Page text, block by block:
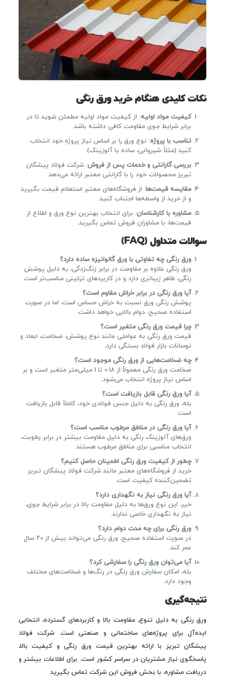
نکات کلیدی هنگام خرید ورق رنگی
کیفیت مواد اولیه: از کیفیت مواد اولیه مطمئن شوید تا در
برابر شرایط جوی مقاومت کافی داشته باشد.
تناسب با پروژه: نوع ورق را بر اساس نیاز پروژه خود انتخاب
کنید (مثلاً شیروانی، ساده یا آلوزینک).
بررسی گارانتی و خدمات پس از فروش: شرکت فولاد پیشگان
تبریز محصولات خود را با گارانتی معتبر ارائه می‌دهد.
مقایسه قیمت‌ها: از فروشگاه‌های معتبر استعلام قیمت بگیرید
و از خرید از واسطه‌ها اجتناب کنید.
مشاوره با کارشناسان: برای انتخاب بهترین نوع ورق و اطلاع از
قیمت‌ها، با مشاوران فروش تماس بگیرید.
سوالات متداول (FAQ)
ورق رنگی چه تفاوتی با ورق گالوانیزه ساده دارد؟
ورق رنگی علاوه بر مقاومت در برابر زنگ‌زدگی، به دلیل پوشش
رنگی، ظاهر زیباتری دارد و در کاربردهای تزئینی مناسب‌تر است.
آیا ورق رنگی در برابر خراش مقاوم است؟
پوشش رنگی ورق نسبت به خراش حساس است، اما در صورت
استفاده صحیح، دوام بالایی خواهد داشت.
چرا قیمت ورق رنگی متغیر است؟
قیمت ورق رنگی به عواملی مانند نوع پوشش، ضخامت، ابعاد و
نوسانات بازار فولاد بستگی دارد.
چه ضخامت‌هایی از ورق رنگی موجود است؟
ضخامت ورق رنگی معمولاً از 0.18 تا 1 میلی‌متر متغیر است و بر
اساس نیاز پروژه انتخاب می‌شود.
آیا ورق رنگی قابل بازیافت است؟
بله، ورق رنگی به دلیل جنس فولادی خود، کاملاً قابل بازیافت
است.
آیا ورق رنگی در مناطق مرطوب مناسب است؟
ورق‌های آلوزینک رنگی به دلیل مقاومت بیشتر در برابر رطوبت،
انتخاب مناسبی برای مناطق مرطوب هستند.
چطور از کیفیت ورق رنگی اطمینان حاصل کنیم؟
خرید از فروشگاه‌های معتبر مانند شرکت فولاد پیشگان تبریز
تضمین‌کننده کیفیت است.
آیا ورق رنگی نیاز به نگهداری دارد؟
خیر، این نوع ورق‌ها به دلیل مقاومت بالا در برابر شرایط جوی،
نیاز به نگهداری خاصی ندارند.
ورق رنگی برای چه مدت دوام دارد؟
در صورت استفاده صحیح، ورق رنگی می‌تواند بیش از 20 سال
عمر کند.
آیا می‌توان ورق رنگی را سفارشی کرد؟
بله، امکان سفارش ورق رنگی در رنگ‌ها و ضخامت‌های مختلف
وجود دارد.
نتیجه‌گیری
ورق رنگی به دلیل تنوع، مقاومت بالا و کاربردهای گسترده، انتخابی
ایده‌آل برای پروژه‌های ساختمانی و صنعتی است. شرکت فولاد
پیشگان تبریز با ارائه بهترین قیمت ورق رنگی و کیفیت بالا،
پاسخگوی نیاز مشتریان در سراسر کشور است. برای اطلاعات بیشتر و
دریافت مشاوره، با بخش فروش این شرکت تماس بگیرید